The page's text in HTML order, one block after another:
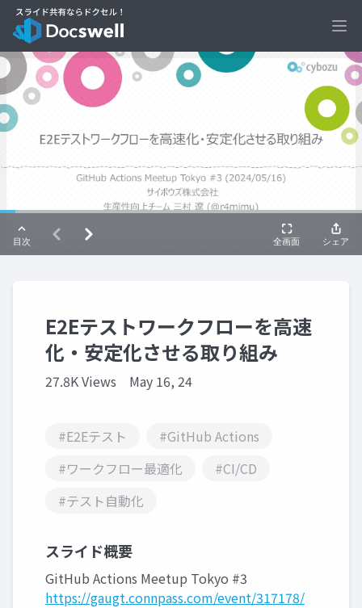
E2Eテストワークフローを高速
化・安定化させる取り組み
27.8K Views May 16, 24
#E2Eテスト
#GitHub Actions
#ワークフロー最適化
#CI/CD
#テスト自動化
スライド概要
GitHub Actions Meetup Tokyo #3
https://gaugt.connpass.com/event/317178/